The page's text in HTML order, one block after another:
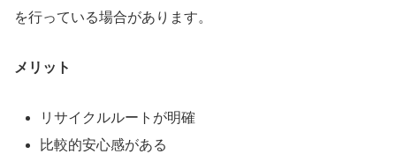
を行っている場合があります。
メリット
リサイクルルートが明確
比較的安心感がある